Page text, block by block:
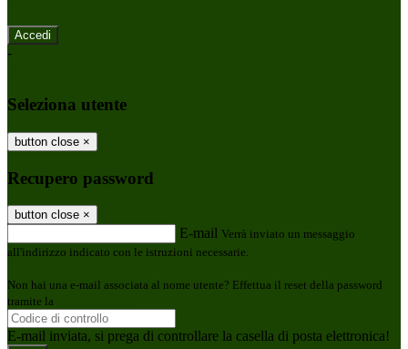
-
Seleziona utente
button close ×
Recupero password
button close ×
E-mail Verrà inviato un messaggio
all'indirizzo indicato con le istruzioni necessarie.
Non hai una e-mail associata al nome utente? Effettua il reset della password
tramite la
E-mail inviata, si prega di controllare la casella di posta elettronica!